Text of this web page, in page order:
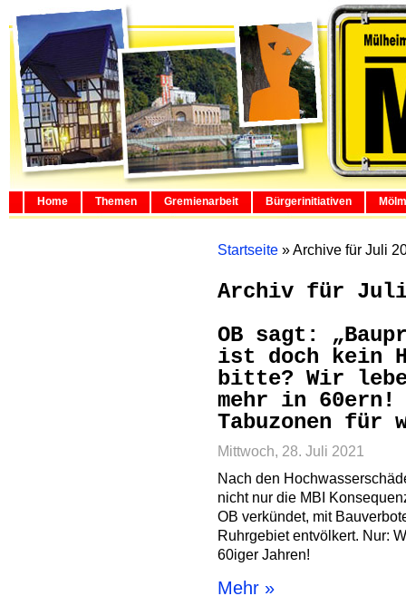
Home Themen Gremienarbeit Bürgerinitiativen
Startseite »Archive für Juli
Archiv für Juli
OB sagt:
ist doch kein
bitte? Wir
mehr in
Tabuzonen für
Mittwoch, 28. Juli 2021
Nach den
nicht nur die MBI
OB verkündet, mit
Ruhrgebiet entvölkert. Nur:
60iger Jahren!
Mehr »